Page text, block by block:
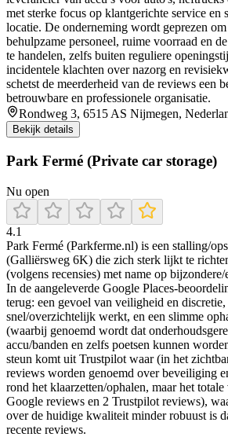
met sterke focus op klantgerichte service en
locatie. De onderneming wordt geprezen
behulpzame personeel, ruime voorraad en
te handelen, zelfs buiten reguliere
incidentele klachten over nazorg en
schetst de meerderheid van de reviews een
betrouwbare en professionele organisatie.
Rondweg 3, 6515 AS Nijmegen,
Bekijk details
Park Fermé (Private car storage)
Nu open
4.1
Park Fermé (Parkferme.nl) is een stalling/
(Galliërsweg 6K) die zich sterk lijkt te
(volgens recensies) met name op
In de aangeleverde Google Places-
terug: een gevoel van veiligheid en discretie,
snel/overzichtelijk werkt, en een slimme
(waarbij genoemd wordt dat
accu/banden en zelfs poetsen kunnen
steun komt uit Trustpilot waar (in het
reviews worden genoemd over beveiliging
rond het klaarzetten/ophalen, maar het
Google reviews en 2 Trustpilot reviews),
over de huidige kwaliteit minder robuust is
recente reviews.